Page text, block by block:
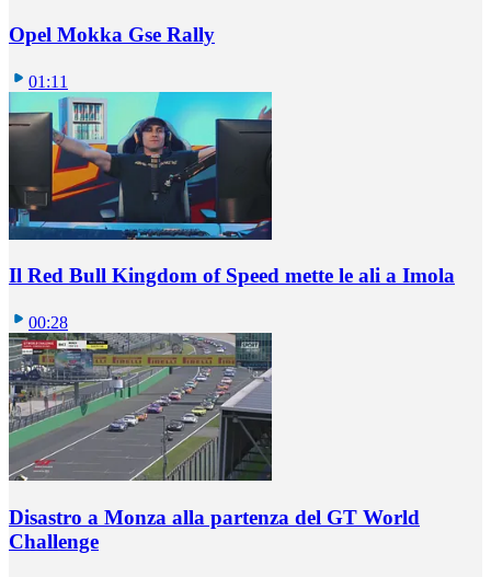
Opel Mokka Gse Rally
01:11
Il Red Bull Kingdom of Speed mette le ali a Imola
00:28
Disastro a Monza alla partenza del GT World
Challenge